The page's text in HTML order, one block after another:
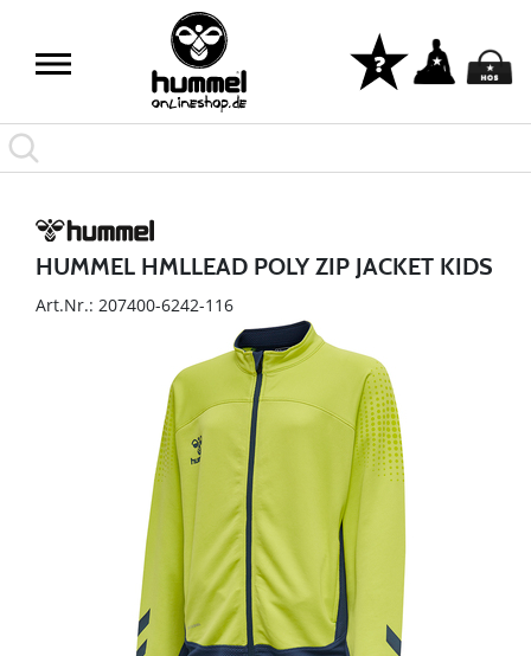
HUMMEL HMLLEAD POLY ZIP JACKET KIDS
Art.Nr.: 207400-6242-116